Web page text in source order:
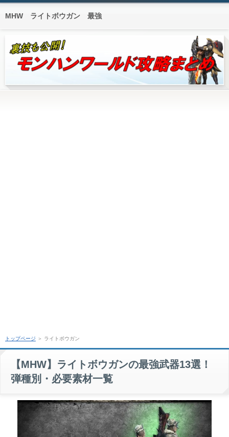
MHW ライトボウガン 最強
トップページ ＞ ライトボウガン
【MHW】ライトボウガンの最強武器13選！
弾種別・必要素材一覧